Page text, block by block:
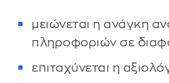
μειώνεται η ανάγκη
πληροφοριών σε
επιταχύνεται η